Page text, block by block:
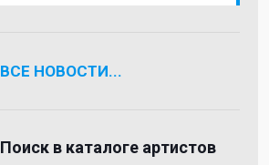
ВСЕ НОВОСТИ...
Поиск в каталоге артистов